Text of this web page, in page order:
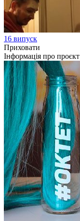
16 випуск
Приховати
Інформація про проєкт